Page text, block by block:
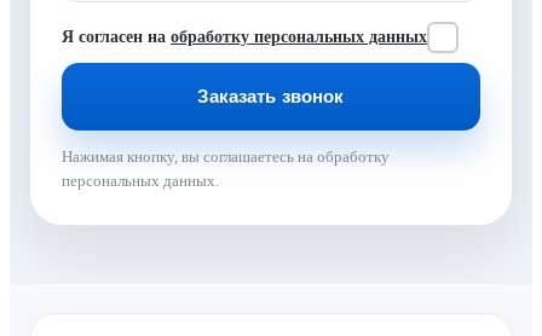
Я согласен на обработку персональных данных
Нажимая кнопку, вы соглашаетесь на обработку
персональных данных.